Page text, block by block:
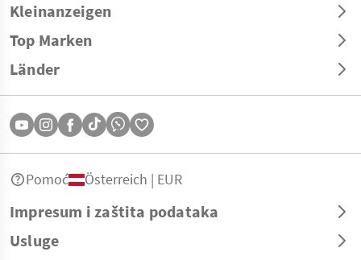
Kleinanzeigen
Top Marken
Länder
Impresum i zaštita podataka
Usluge
Pomoć Österreich | EUR